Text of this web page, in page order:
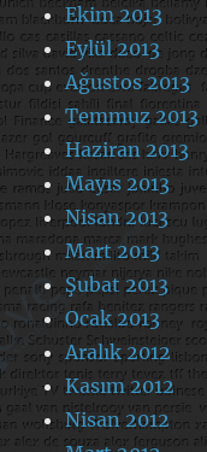
Ekim 2013
Eylül 2013
Ağustos 2013
Temmuz 2013
Haziran 2013
Mayıs 2013
Nisan 2013
Mart 2013
Şubat 2013
Ocak 2013
Aralık 2012
Kasım 2012
Nisan 2012